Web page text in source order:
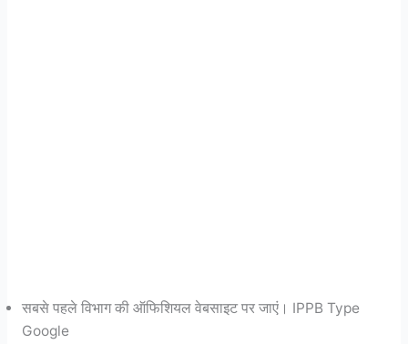
सबसे पहले विभाग की ऑफिशियल वेबसाइट पर जाएं। IPPB Type
Google